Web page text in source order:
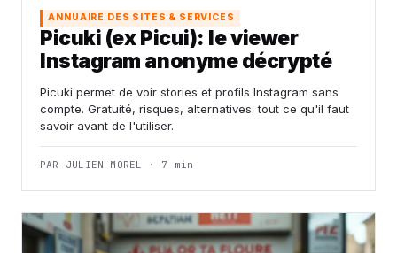
ANNUAIRE DES SITES & SERVICES
Picuki (ex Picui): le viewer
Instagram anonyme décrypté
Picuki permet de voir stories et profils Instagram sans
compte. Gratuité, risques, alternatives: tout ce qu'il faut
savoir avant de l'utiliser.
PAR JULIEN MOREL · 7 min